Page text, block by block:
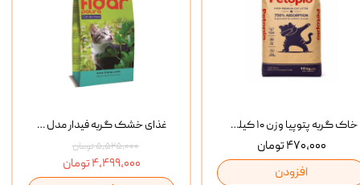
غذای خشک گربه فیدار مدل Adult وزن 10 کیلوگرم
۵,۵۲۵,۰۰۰ تومان
۴,۴۹۹,۰۰۰ تومان
خاک گربه پتوپیا وزن ۱۰ کیلوگرم
۴۷۰,۰۰۰ تومان
افزودن